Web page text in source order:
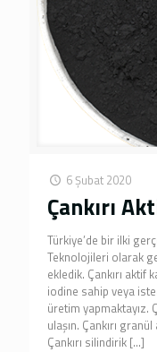
6 Şubat 2020
Çankırı
Türkiye’de bir ilki
Teknolojileri olarak
ekledik. Çankırı aktif
iodine sahip veya
üretim yapmaktayız.
ulaşın. Çankırı
Çankırı silindirik […]